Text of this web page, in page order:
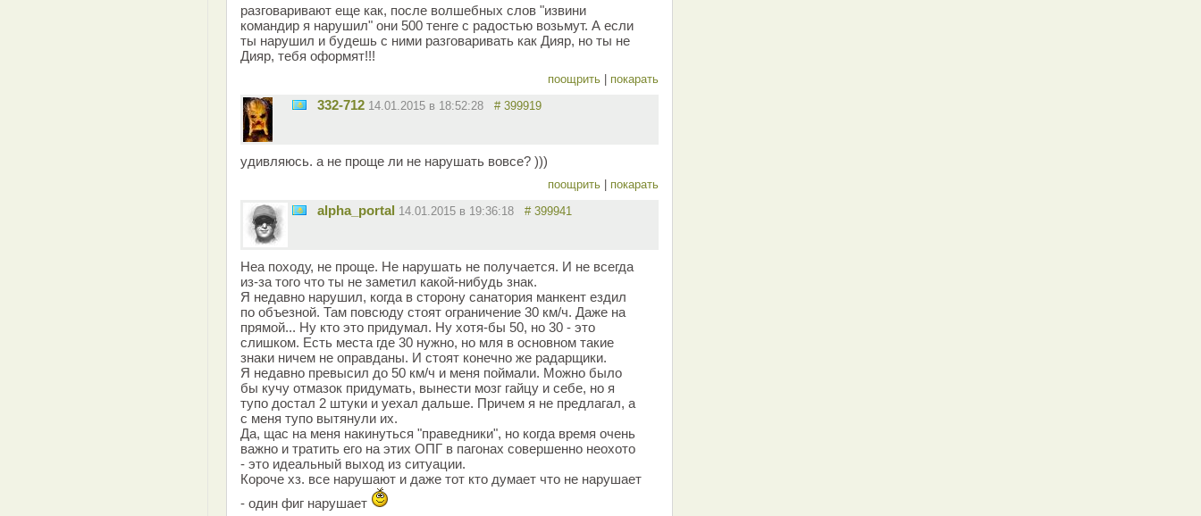
разговаривают еще как, после волшебных слов "извини
командир я нарушил" они 500 тенге с радостью возьмут. А если
ты нарушил и будешь с ними разговаривать как Дияр, но ты не
Дияр, тебя оформят!!!
поощрить покарать
332-712 14.01.2015 в 18:52:28 # 399919
удивляюсь. а не проще ли не нарушать вовсе? )))
поощрить покарать
alpha_portal 14.01.2015 в 19:36:18 # 399941
Неа походу, не проще. Не нарушать не получается. И не всегда
из-за того что ты не заметил какой-нибудь знак.
Я недавно нарушил, когда в сторону санатория манкент ездил
по объезной. Там повсюду стоят ограничение 30 км/ч. Даже на
прямой... Ну кто это придумал. Ну хотя-бы 50, но 30 - это
слишком. Есть места где 30 нужно, но мля в основном такие
знаки ничем не оправданы. И стоят конечно же радарщики.
Я недавно превысил до 50 км/ч и меня поймали. Можно было
бы кучу отмазок придумать, вынести мозг гайцу и себе, но я
тупо достал 2 штуки и уехал дальше. Причем я не предлагал, а
с меня тупо вытянули их.
Да, щас на меня накинуться "праведники", но когда время очень
важно и тратить его на этих ОПГ в пагонах совершенно неохото
- это идеальный выход из ситуации.
Короче хз. все нарушают и даже тот кто думает что не нарушает
- один фиг нарушает